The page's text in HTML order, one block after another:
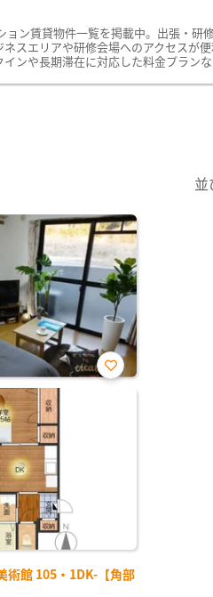
ン賃貸物件一覧を掲載中。出張・
スエリアや研修会場へのアクセス
ンや長期滞在に対応した料金プラン
並
術館 105・1DK-【角部
お気